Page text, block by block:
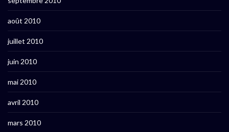
août 2010
juillet 2010
juin 2010
mai 2010
avril 2010
mars 2010